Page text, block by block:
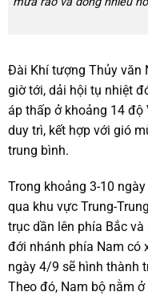
Đài Khí tượng Thủy văn
giờ tới, dải hội tụ nhiệt
áp thấp ở khoảng 14
duy trì, kết hợp với gió
trung bình.
Trong khoảng 3-10
qua khu vực Trung-
trục dần lên phía Bắc
đới nhánh phía Nam có
ngày 4/9 sẽ hình thành
Theo đó, Nam bộ nằm